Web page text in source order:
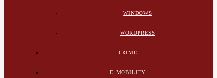
WINDOWS
WORDPRESS
CRIME
E-MOBILITY